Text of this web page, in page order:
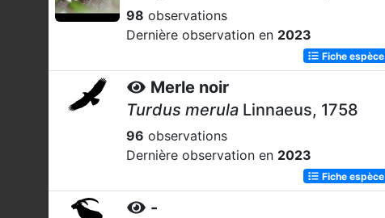
98 observations
Dernière observation en 2023
Fiche espèce
Merle noir
Turdus merula Linnaeus, 1758
96 observations
Dernière observation en 2023
Fiche espèce
-